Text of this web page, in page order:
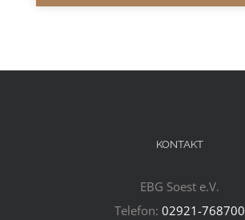
KONTAKT
EBG Soest e.V.
Telefon: 02921-768700